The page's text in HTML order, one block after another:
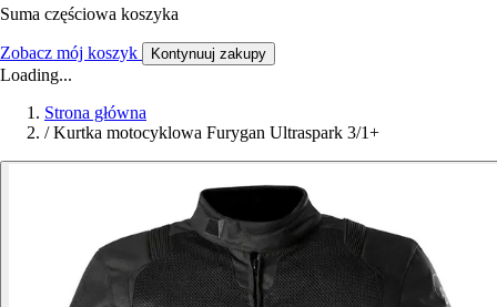
Suma częściowa koszyka
Zobacz mój koszyk Kontynuuj zakupy
Loading...
Strona główna
/ Kurtka motocyklowa Furygan Ultraspark 3/1+